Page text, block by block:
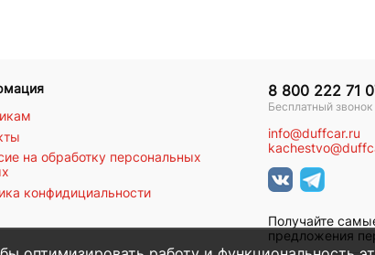
на обработку персональных
конфидициальности
8 800 222 71
Бесплатный
info@duffcar.ru
Получайте
предложения